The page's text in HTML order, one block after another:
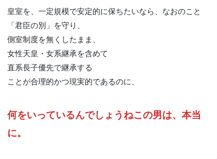
皇室を、一定規模で安定的に保ちたいなら、なおのこと
「君臣の別」を守り、
側室制度を無くしたまま、
女性天皇・女系継承を含めて
直系長子優先で継承する
ことが合理的かつ現実的であるのに、
何をいっているんでしょうねこの男は、本当
に。